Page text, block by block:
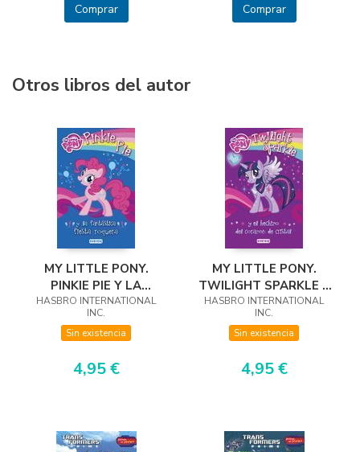
Comprar Comprar
Otros libros del autor
MY LITTLE PONY.
PINKIE PIE Y LA
FANTÁSTICA FIESTA
ROQUERA. LECTURA
POR CAPÍTULOS
HASBRO INTERNATIONAL
INC.
Sin existencia
4,95 €
MY LITTLE PONY.
TWILIGHT SPARKLE Y
EL HECHIZO DEL
CORAZÓN DE
CRISTAL. LECTURA PO
HASBRO INTERNATIONAL
INC.
Sin existencia
4,95 €